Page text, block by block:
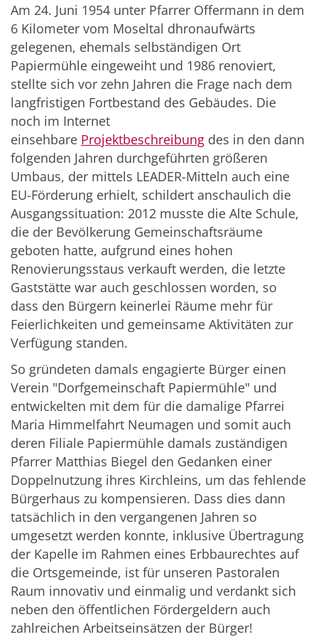
Am 24. Juni 1954 unter Pfarrer Offermann in dem
6 Kilometer vom Moseltal dhronaufwärts
gelegenen, ehemals selbständigen Ort
Papiermühle eingeweiht und 1986 renoviert,
stellte sich vor zehn Jahren die Frage nach dem
langfristigen Fortbestand des Gebäudes. Die
noch im Internet
einsehbare Projektbeschreibung des in den dann
folgenden Jahren durchgeführten größeren
Umbaus, der mittels LEADER-Mitteln auch eine
EU-Förderung erhielt, schildert anschaulich die
Ausgangssituation: 2012 musste die Alte Schule,
die der Bevölkerung Gemeinschaftsräume
geboten hatte, aufgrund eines hohen
Renovierungsstaus verkauft werden, die letzte
Gaststätte war auch geschlossen worden, so
dass den Bürgern keinerlei Räume mehr für
Feierlichkeiten und gemeinsame Aktivitäten zur
Verfügung standen.
So gründeten damals engagierte Bürger einen
Verein "Dorfgemeinschaft Papiermühle" und
entwickelten mit dem für die damalige Pfarrei
Maria Himmelfahrt Neumagen und somit auch
deren Filiale Papiermühle damals zuständigen
Pfarrer Matthias Biegel den Gedanken einer
Doppelnutzung ihres Kirchleins, um das fehlende
Bürgerhaus zu kompensieren. Dass dies dann
tatsächlich in den vergangenen Jahren so
umgesetzt werden konnte, inklusive Übertragung
der Kapelle im Rahmen eines Erbbaurechtes auf
die Ortsgemeinde, ist für unseren Pastoralen
Raum innovativ und einmalig und verdankt sich
neben den öffentlichen Fördergeldern auch
zahlreichen Arbeitseinsätzen der Bürger!